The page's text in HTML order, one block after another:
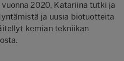
2020, Katariina tutki ja
ja uusia biotuotteita
kemian tekniikan